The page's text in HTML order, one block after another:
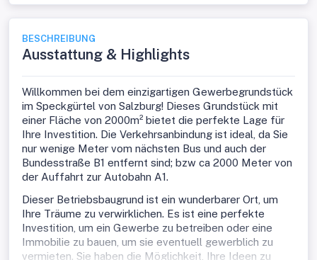
BESCHREIBUNG
Ausstattung & Highlights
Willkommen bei dem einzigartigen Gewerbegrundstück
im Speckgürtel von Salzburg! Dieses Grundstück mit
einer Fläche von 2000m² bietet die perfekte Lage für
Ihre Investition. Die Verkehrsanbindung ist ideal, da Sie
nur wenige Meter vom nächsten Bus und auch der
Bundesstraße B1 entfernt sind; bzw ca 2000 Meter von
der Auffahrt zur Autobahn A1.
Dieser Betriebsbaugrund ist ein wunderbarer Ort, um
Ihre Träume zu verwirklichen. Es ist eine perfekte
Investition, um ein Gewerbe zu betreiben oder eine
Immobilie zu bauen, um sie eventuell gewerblich zu
vermieten. Sie haben die Möglichkeit, Ihre Ideen zu